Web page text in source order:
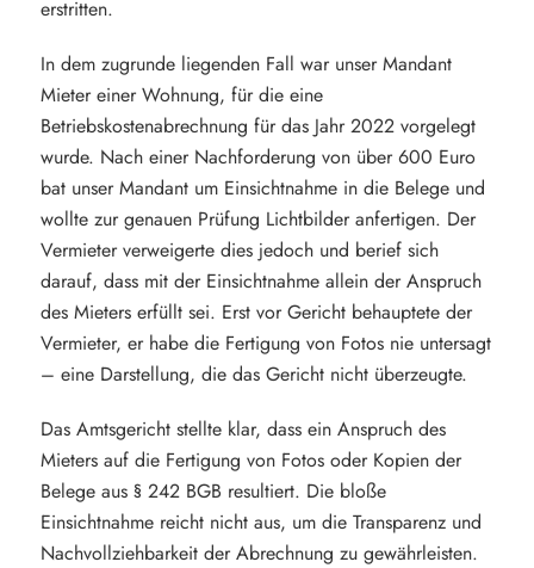
erstritten.
In dem zugrunde liegenden Fall war unser Mandant
Mieter einer Wohnung, für die eine
Betriebskostenabrechnung für das Jahr 2022 vorgelegt
wurde. Nach einer Nachforderung von über 600 Euro
bat unser Mandant um Einsichtnahme in die Belege und
wollte zur genauen Prüfung Lichtbilder anfertigen. Der
Vermieter verweigerte dies jedoch und berief sich
darauf, dass mit der Einsichtnahme allein der Anspruch
des Mieters erfüllt sei. Erst vor Gericht behauptete der
Vermieter, er habe die Fertigung von Fotos nie untersagt
– eine Darstellung, die das Gericht nicht überzeugte.
Das Amtsgericht stellte klar, dass ein Anspruch des
Mieters auf die Fertigung von Fotos oder Kopien der
Belege aus § 242 BGB resultiert. Die bloße
Einsichtnahme reicht nicht aus, um die Transparenz und
Nachvollziehbarkeit der Abrechnung zu gewährleisten.